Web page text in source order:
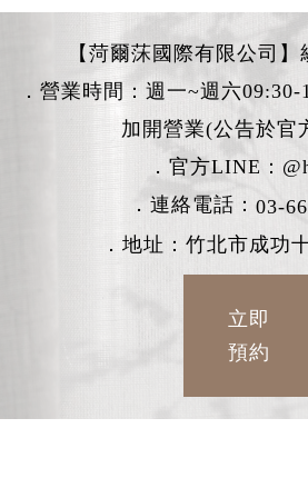
【菏爾莯國際有限公司】
．營業時間：週一~週六
加開營業(公告於官
．官方LINE：
．連絡電話： 03-
．地址：竹北市成功
立即
預約